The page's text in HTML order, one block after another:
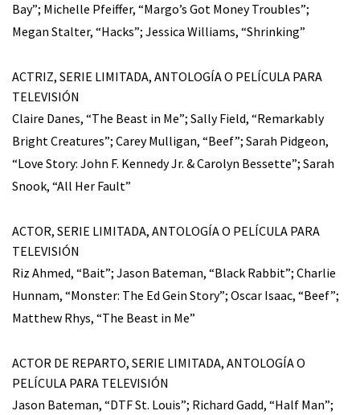
Bay”; Michelle Pfeiffer, “Margo’s Got Money Troubles”;
Megan Stalter, “Hacks”; Jessica Williams, “Shrinking”
ACTRIZ, SERIE LIMITADA, ANTOLOGÍA O PELÍCULA PARA
TELEVISIÓN
Claire Danes, “The Beast in Me”; Sally Field, “Remarkably
Bright Creatures”; Carey Mulligan, “Beef”; Sarah Pidgeon,
“Love Story: John F. Kennedy Jr. & Carolyn Bessette”; Sarah
Snook, “All Her Fault”
ACTOR, SERIE LIMITADA, ANTOLOGÍA O PELÍCULA PARA
TELEVISIÓN
Riz Ahmed, “Bait”; Jason Bateman, “Black Rabbit”; Charlie
Hunnam, “Monster: The Ed Gein Story”; Oscar Isaac, “Beef”;
Matthew Rhys, “The Beast in Me”
ACTOR DE REPARTO, SERIE LIMITADA, ANTOLOGÍA O
PELÍCULA PARA TELEVISIÓN
Jason Bateman, “DTF St. Louis”; Richard Gadd, “Half Man”;